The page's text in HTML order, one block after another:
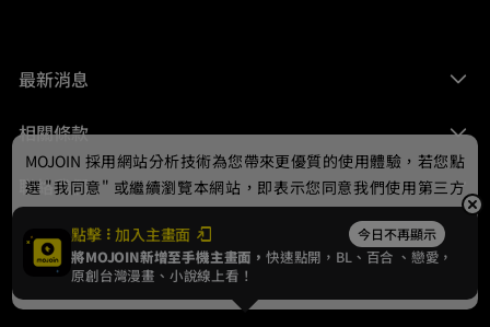
最新消息
相關條款
聯絡我們
© 2024 gamania Digital Entertainment Co., Ltd.
點擊 加入主畫面 今日不再顯示
將MOJOIN新增至手機主畫面，快速點開，BL、 百合 、戀愛，
原創台灣漫畫、小說線上看！
MOJOIN 採用網站分析技術為您帶來更優質的使用體驗，若您點
選 "我同意" 或繼續瀏覽本網站，即表示您同意我們使用第三方
Cookie，欲瞭解更多資訊請見隱私權政策。
我同意